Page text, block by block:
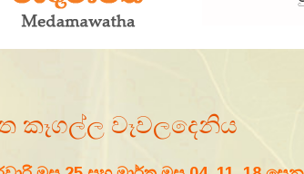
කෑගල්ල වෑවලදෙනිය